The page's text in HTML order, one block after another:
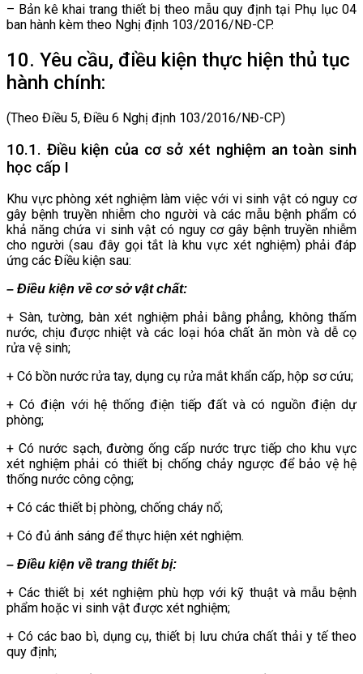
– Bản kê khai trang thiết bị theo mẫu quy định tại Phụ lục 04
ban hành kèm theo Nghị định 103/2016/NĐ-CP.
10. Yêu cầu, điều kiện thực hiện thủ tục
hành chính:
(Theo Điều 5, Điều 6 Nghị định 103/2016/NĐ-CP)
10.1. Điều kiện của cơ sở xét nghiệm an toàn sinh
học cấp I
Khu vực phòng xét nghiệm làm việc với vi sinh vật có nguy cơ
gây bệnh truyền nhiễm cho người và các mẫu bệnh phẩm có
khả năng chứa vi sinh vật có nguy cơ gây bệnh truyền nhiễm
cho người (sau đây gọi tắt là khu vực xét nghiệm) phải đáp
ứng các Điều kiện sau:
– Điều kiện về cơ sở vật chất:
+ Sàn, tường, bàn xét nghiệm phải bằng phẳng, không thấm
nước, chịu được nhiệt và các loại hóa chất ăn mòn và dễ cọ
rửa vệ sinh;
+ Có bồn nước rửa tay, dụng cụ rửa mắt khẩn cấp, hộp sơ cứu;
+ Có điện với hệ thống điện tiếp đất và có nguồn điện dự
phòng;
+ Có nước sạch, đường ống cấp nước trực tiếp cho khu vực
xét nghiệm phải có thiết bị chống chảy ngược để bảo vệ hệ
thống nước công cộng;
+ Có các thiết bị phòng, chống cháy nổ;
+ Có đủ ánh sáng để thực hiện xét nghiệm.
– Điều kiện về trang thiết bị:
+ Các thiết bị xét nghiệm phù hợp với kỹ thuật và mẫu bệnh
phẩm hoặc vi sinh vật được xét nghiệm;
+ Có các bao bì, dụng cụ, thiết bị lưu chứa chất thải y tế theo
quy định;